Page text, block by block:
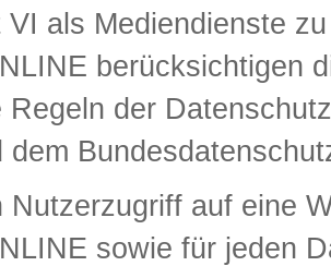
VI als Mediendienste
berücksichtigen
Regeln der
dem
Nutzerzugriff auf eine
sowie für jeden